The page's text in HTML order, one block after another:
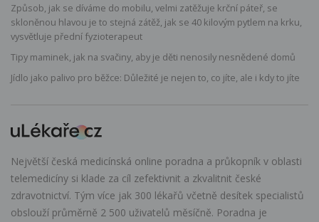
Způsob, jak se díváme do mobilu, velmi zatěžuje krční páteř, se
skloněnou hlavou je to stejná zátěž, jak se 40 kilovým pytlem na krku,
vysvětluje přední fyzioterapeut
Tipy maminek, jak na svačiny, aby je děti nenosily nesnědené domů
Jídlo jako palivo pro běžce: Důležité je nejen to, co jíte, ale i kdy to jíte
Největší česká medicínská online poradna a průkopník v oblasti
telemedicíny si klade za cíl zefektivnit a zkvalitnit české
zdravotnictví. Tým více jak 300 lékařů včetně desítek specialistů
obslouží průměrně 2 500 uživatelů měsíčně. Poradna je